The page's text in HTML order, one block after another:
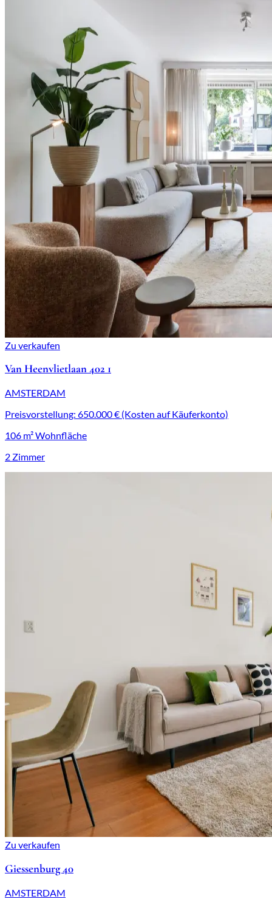
Zu verkaufen
Van Heenvlietlaan 402 1
AMSTERDAM
Preisvorstellung: 650.000 € (Kosten auf Käuferkonto)
106 m² Wohnfläche
2 Zimmer
Zu verkaufen
Giessenburg 40
AMSTERDAM